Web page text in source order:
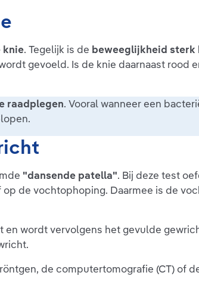
knie. Tegelijk is de beweeglijkheid sterk
gevoeld. Is de knie daarnaast rood
raadplegen. Vooral wanneer een
"dansende patella". Bij deze test
de vochtophoping. Daarmee is de
wordt vervolgens het gevulde
de computertomografie (CT) of